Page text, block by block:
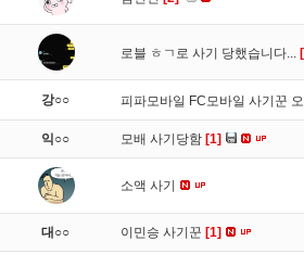
로블 ㅎㄱ로 사기 당했습니다...
강○○ 피파모바일 FC모바일 사기꾼
익○○ 모배 사기당함 [1]
소액 사기
대○○ 이민승 사기꾼 [1]